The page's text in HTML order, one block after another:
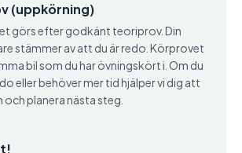
(uppkörning)
görs efter godkänt teoriprov. Din
stämmer av att du är redo. Körprovet
bil som du har övningskört i. Om du
eller behöver mer tid hjälper vi dig att
planera nästa steg.